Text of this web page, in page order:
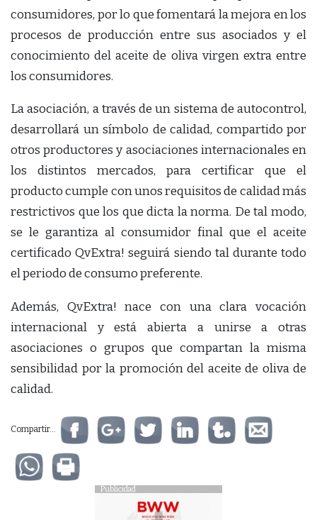
consumidores, por lo que fomentará la mejora en los
procesos de producción entre sus asociados y el
conocimiento del aceite de oliva virgen extra entre
los consumidores.
La asociación, a través de un sistema de autocontrol,
desarrollará un símbolo de calidad, compartido por
otros productores y asociaciones internacionales en
los distintos mercados, para certificar que el
producto cumple con unos requisitos de calidad más
restrictivos que los que dicta la norma. De tal modo,
se le garantiza al consumidor final que el aceite
certificado QvExtra! seguirá siendo tal durante todo
el periodo de consumo preferente.
Además, QvExtra! nace con una clara vocación
internacional y está abierta a unirse a otras
asociaciones o grupos que compartan la misma
sensibilidad por la promoción del aceite de oliva de
calidad.
Compartir...
Publicidad